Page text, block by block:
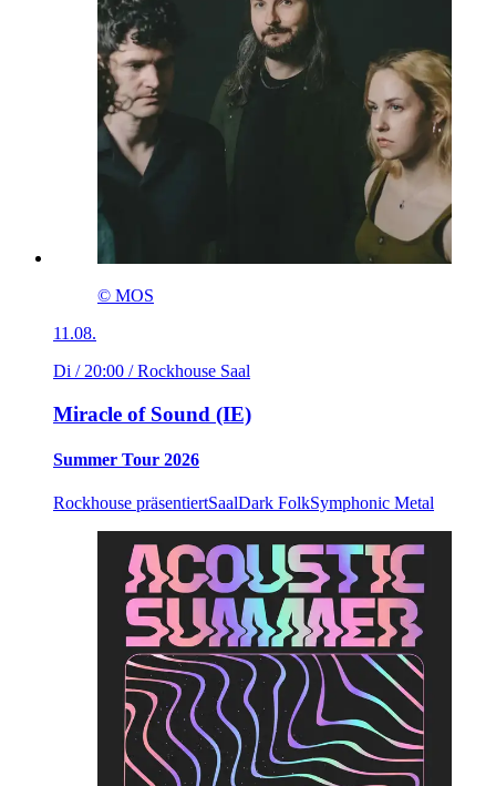
© MOS
11.08.
Di / 20:00 / Rockhouse Saal
Miracle of Sound (IE)
Summer Tour 2026
Rockhouse präsentiertSaalDark FolkSymphonic Metal